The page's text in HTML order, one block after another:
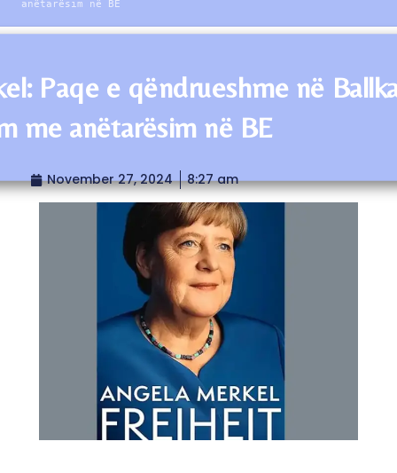
anëtarësim në BE
Paqe e qëndrueshme në
me anëtarësim në BE
November 27, 2024 8:27 am